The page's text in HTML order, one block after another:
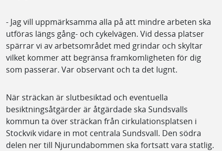
- Jag vill uppmärksamma alla på att mindre arbeten ska
utföras längs gång- och cykelvägen. Vid dessa platser
spärrar vi av arbetsområdet med grindar och skyltar
vilket kommer att begränsa framkomligheten för dig
som passerar. Var observant och ta det lugnt.
När sträckan är slutbesiktad och eventuella
besiktningsåtgärder är åtgärdade ska Sundsvalls
kommun ta över sträckan från cirkulationsplatsen i
Stockvik vidare in mot centrala Sundsvall. Den södra
delen ner till Njurundabommen ska fortsatt vara statlig.